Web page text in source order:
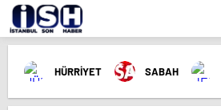
HÜRRİYET SABAH